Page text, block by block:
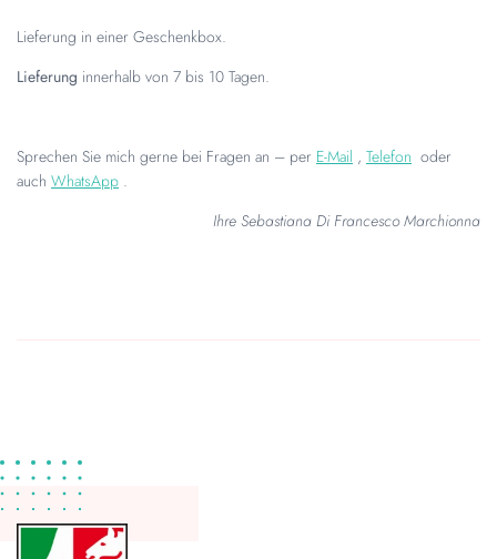
Lieferung in einer Geschenkbox.
Lieferung innerhalb von 7 bis 10 Tagen.
Sprechen Sie mich gerne bei Fragen an – per E-Mail , Telefon oder
auch WhatsApp .
Ihre Sebastiana Di Francesco Marchionna